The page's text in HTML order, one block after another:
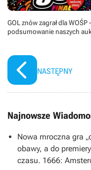
GOL znów zagrał dla WOŚP
podsumowanie naszych
NASTĘPNY
Najnowsze
Nowa mroczna gra
obawy, a do
czasu. 1666: